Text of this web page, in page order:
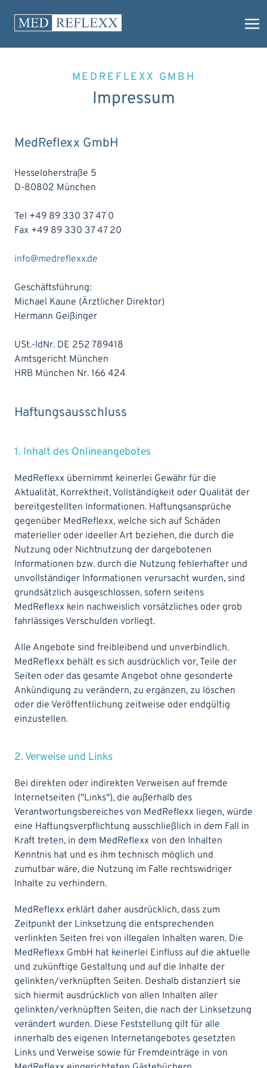
MEDREFLEXX GMBH
Impressum
MedReflexx GmbH
Hesseloherstraße 5
D-80802 München
Tel +49 89 330 37 47 0
Fax +49 89 330 37 47 20
info@medreflexx.de
Geschäftsführung:
Michael Kaune (Ärztlicher Direktor)
Hermann Geißinger
USt.-IdNr. DE 252 789418
Amtsgericht München
HRB München Nr. 166 424
Haftungsausschluss
1. Inhalt des Onlineangebotes
MedReflexx übernimmt keinerlei Gewähr für die
Aktualität, Korrektheit, Vollständigkeit oder Qualität der
bereitgestellten Informationen. Haftungsansprüche
gegenüber MedReflexx, welche sich auf Schäden
materieller oder ideeller Art beziehen, die durch die
Nutzung oder Nichtnutzung der dargebotenen
Informationen bzw. durch die Nutzung fehlerhafter und
unvollständiger Informationen verursacht wurden, sind
grundsätzlich ausgeschlossen, sofern seitens
MedReflexx kein nachweislich vorsätzliches oder grob
fahrlässiges Verschulden vorliegt.
Alle Angebote sind freibleibend und unverbindlich.
MedReflexx behält es sich ausdrücklich vor, Teile der
Seiten oder das gesamte Angebot ohne gesonderte
Ankündigung zu verändern, zu ergänzen, zu löschen
oder die Veröffentlichung zeitweise oder endgültig
einzustellen.
2. Verweise und Links
Bei direkten oder indirekten Verweisen auf fremde
Internetseiten ("Links"), die außerhalb des
Verantwortungsbereiches von MedReflexx liegen, würde
eine Haftungsverpflichtung ausschließlich in dem Fall in
Kraft treten, in dem MedReflexx von den Inhalten
Kenntnis hat und es ihm technisch möglich und
zumutbar wäre, die Nutzung im Falle rechtswidriger
Inhalte zu verhindern.
MedReflexx erklärt daher ausdrücklich, dass zum
Zeitpunkt der Linksetzung die entsprechenden
verlinkten Seiten frei von illegalen Inhalten waren. Die
MedReflexx GmbH hat keinerlei Einfluss auf die aktuelle
und zukünftige Gestaltung und auf die Inhalte der
gelinkten/verknüpften Seiten. Deshalb distanziert sie
sich hiermit ausdrücklich von allen Inhalten aller
gelinkten/verknüpften Seiten, die nach der Linksetzung
verändert wurden. Diese Feststellung gilt für alle
innerhalb des eigenen Internetangebotes gesetzten
Links und Verweise sowie für Fremdeinträge in von